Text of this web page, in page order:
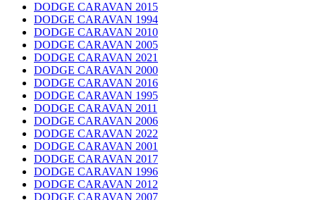
DODGE CARAVAN 2015
DODGE CARAVAN 1994
DODGE CARAVAN 2010
DODGE CARAVAN 2005
DODGE CARAVAN 2021
DODGE CARAVAN 2000
DODGE CARAVAN 2016
DODGE CARAVAN 1995
DODGE CARAVAN 2011
DODGE CARAVAN 2006
DODGE CARAVAN 2022
DODGE CARAVAN 2001
DODGE CARAVAN 2017
DODGE CARAVAN 1996
DODGE CARAVAN 2012
DODGE CARAVAN 2007